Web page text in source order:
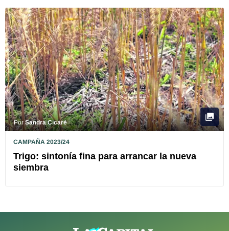
PorSandra Cicaré
CAMPAÑA 2023/24
Trigo: sintonía fina para arrancar la nueva
siembra